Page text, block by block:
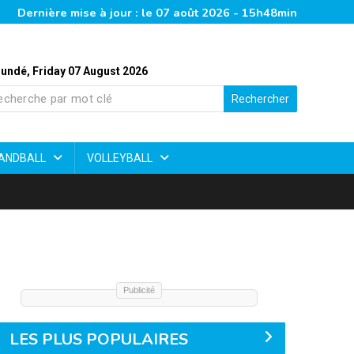
Dernière mise à jour : le 07 août 2026 - 15h48min
Friday 07 August 2026
Rechercher
VOLLEYBALL
Publicité
LES PLUS POPULAIRES